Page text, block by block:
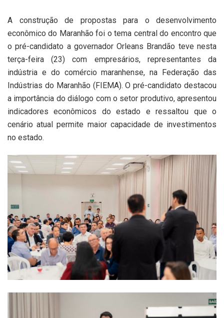
A construção de propostas para o desenvolvimento
econômico do Maranhão foi o tema central do encontro que
o pré-candidato a governador Orleans Brandão teve nesta
terça-feira (23) com empresários, representantes da
indústria e do comércio maranhense, na Federação das
Indústrias do Maranhão (FIEMA). O pré-candidato destacou
a importância do diálogo com o setor produtivo, apresentou
indicadores econômicos do estado e ressaltou que o
cenário atual permite maior capacidade de investimentos
no estado.